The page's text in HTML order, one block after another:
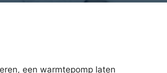
een warmtepomp laten